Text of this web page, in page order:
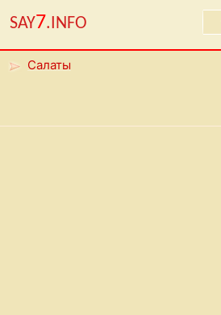
SAY7.INFO
Салаты